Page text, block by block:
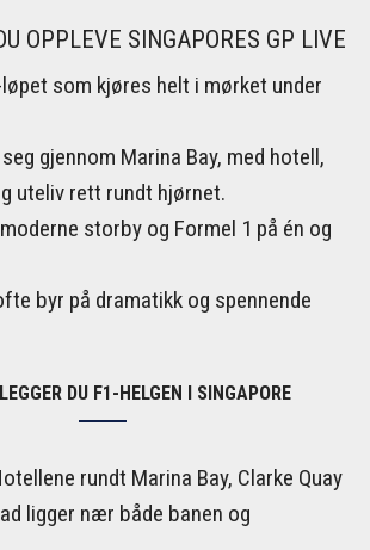
OPPLEVE SINGAPORES GP LIVE
som kjøres helt i mørket under
gjennom Marina Bay, med hotell,
uteliv rett rundt hjørnet.
storby og Formel 1 på én og
byr på dramatikk og spennende
DU F1-HELGEN I SINGAPORE
rundt Marina Bay, Clarke Quay
ligger nær både banen og